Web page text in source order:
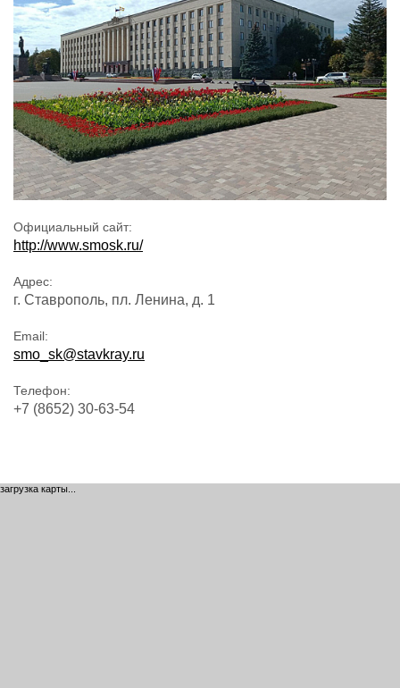
Официальный сайт:
http://www.smosk.ru/
Адрес:
г. Ставрополь, пл. Ленина, д. 1
Email:
smo_sk@stavkray.ru
Телефон:
+7 (8652) 30-63-54
загрузка карты...